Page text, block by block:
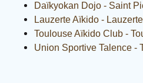
Daïkyokan Dojo - Saint
Lauzerte Aïkido -
Toulouse Aïkido Club -
Union Sportive Talence -